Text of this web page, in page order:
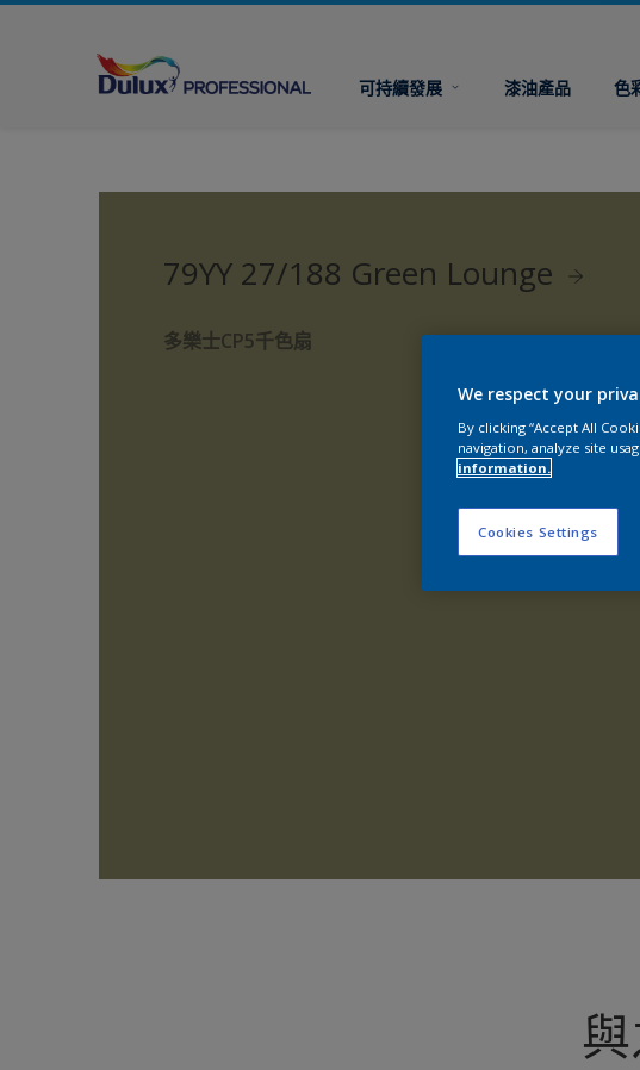
可持續發展 漆油產品 色
79YY 27/188 Green Lounge
多樂士CP5千色扇
We respect your
By clicking “Accept All
navigation, analyze site
information.
Cookies Settings